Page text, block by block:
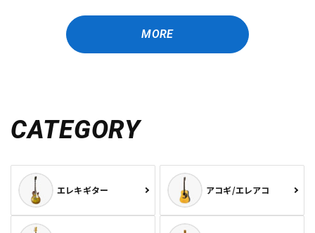
MORE
CATEGORY
エレキギター アコギ/エレアコ